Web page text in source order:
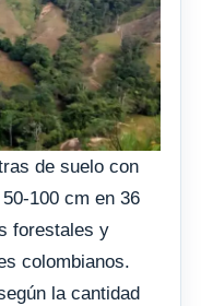
de suelo con
100 cm en 36
forestales y
colombianos.
la cantidad